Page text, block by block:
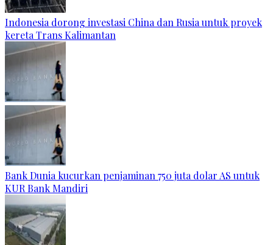
Indonesia dorong investasi China dan Rusia untuk proyek
kereta Trans Kalimantan
Bank Dunia kucurkan penjaminan 750 juta dolar AS untuk
KUR Bank Mandiri